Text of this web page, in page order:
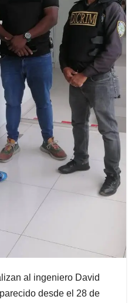
al ingeniero David
desde el 28 de